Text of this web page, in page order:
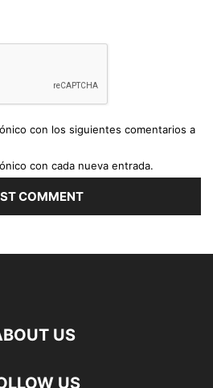
con los siguientes comentarios a
con cada nueva entrada.
US
US